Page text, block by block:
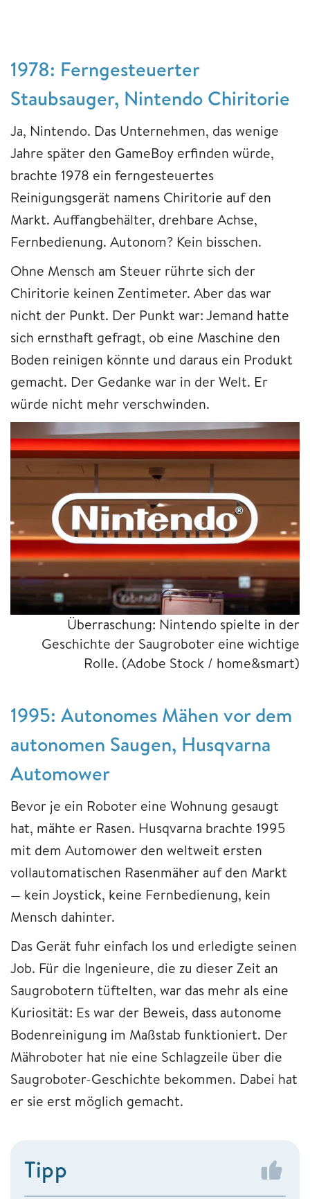
1978: Ferngesteuerter
Staubsauger, Nintendo Chiritorie
Ja, Nintendo. Das Unternehmen, das wenige
Jahre später den GameBoy erfinden würde,
brachte 1978 ein ferngesteuertes
Reinigungsgerät namens Chiritorie auf den
Markt. Auffangbehälter, drehbare Achse,
Fernbedienung. Autonom? Kein bisschen.
Ohne Mensch am Steuer rührte sich der
Chiritorie keinen Zentimeter. Aber das war
nicht der Punkt. Der Punkt war: Jemand hatte
sich ernsthaft gefragt, ob eine Maschine den
Boden reinigen könnte und daraus ein Produkt
gemacht. Der Gedanke war in der Welt. Er
würde nicht mehr verschwinden.
Überraschung: Nintendo spielte in der
Geschichte der Saugroboter eine wichtige
Rolle. (Adobe Stock / home&smart)
1995: Autonomes Mähen vor dem
autonomen Saugen, Husqvarna
Automower
Bevor je ein Roboter eine Wohnung gesaugt
hat, mähte er Rasen. Husqvarna brachte 1995
mit dem Automower den weltweit ersten
vollautomatischen Rasenmäher auf den Markt
— kein Joystick, keine Fernbedienung, kein
Mensch dahinter.
Das Gerät fuhr einfach los und erledigte seinen
Job. Für die Ingenieure, die zu dieser Zeit an
Saugrobotern tüftelten, war das mehr als eine
Kuriosität: Es war der Beweis, dass autonome
Bodenreinigung im Maßstab funktioniert. Der
Mähroboter hat nie eine Schlagzeile über die
Saugroboter-Geschichte bekommen. Dabei hat
er sie erst möglich gemacht.
Tipp